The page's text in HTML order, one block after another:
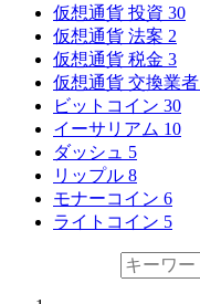
仮想通貨 投資 30
仮想通貨 法案 2
仮想通貨 税金 3
仮想通貨 交換業者
ビットコイン 30
イーサリアム 10
ダッシュ 5
リップル 8
モナーコイン 6
ライトコイン 5